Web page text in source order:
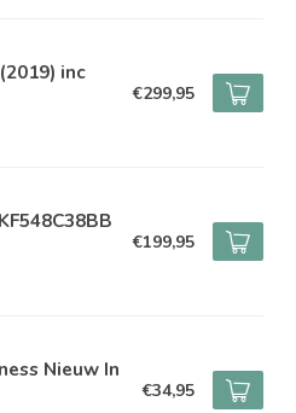
inc
€299,95
€199,95
Nieuw In
€34,95